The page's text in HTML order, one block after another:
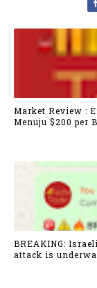
Market Review :
Menuju $200 per
BREAKING:
attack is